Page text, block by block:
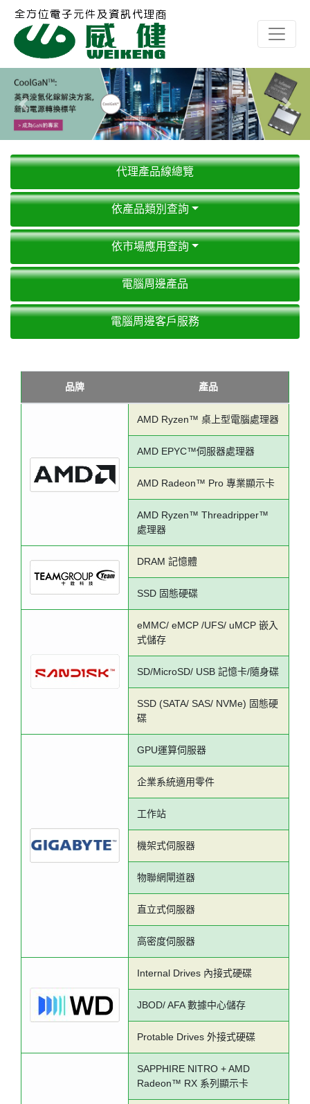
Previous Next
代理產品線總覽
依產品類別查詢
依市場應用查詢
電腦周邊產品
電腦周邊客戶服務
品牌 產品
AMD Ryzen™ 桌上型電腦處理器
AMD EPYC™伺服器處理器
AMD Radeon™ Pro 專業顯示卡
AMD Ryzen™ Threadripper™
處理器
DRAM 記憶體
SSD 固態硬碟
eMMC/ eMCP /UFS/ uMCP 嵌入
式儲存
SD/MicroSD/ USB 記憶卡/隨身碟
SSD (SATA/ SAS/ NVMe) 固態硬
碟
GPU運算伺服器
企業系統適用零件
工作站
機架式伺服器
物聯網閘道器
直立式伺服器
高密度伺服器
Internal Drives 內接式硬碟
JBOD/ AFA 數據中心儲存
Protable Drives 外接式硬碟
SAPPHIRE NITRO + AMD
Radeon™ RX 系列顯示卡